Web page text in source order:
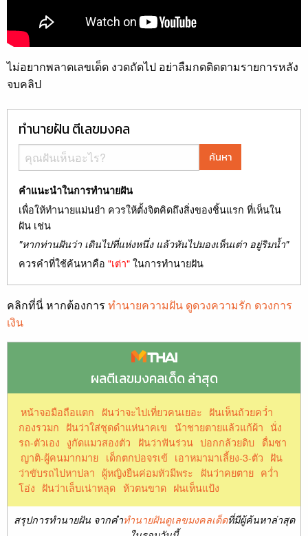
ไม่อยากพลาดเลขเด็ด งวดถัดไป อย่าลืมกดติดตามรายการหลัง
จบคลิป
ทำนายฝัน ตีเลขมงคล
ค้นหา
คำแนะนำในการทำนายฝัน
เพื่อให้ทำนายแม่นยำ ควรให้ตั้งจิตคิดถึงสิ่งของชิ้นแรก ที่เห็นใน
ฝัน เช่น
"หากท่านฝันว่า เดินไปที่แห่งหนึ่ง แล้วหันไปมองเห็นเต่า อยู่ริมน้ำ"
ควรคำที่ใช้ค้นหาคือ "เต่า"ในการทำนายฝัน
คลิกที่นี่ หากต้องการ ทำนายความฝัน ดูดวงความรัก ดวงการ
เงิน
ผลตีเลขมงคลเด็ด ล่าสุด
หน้าจอมือถือแตก ฝันว่าจะไปเที่ยวคนเยอะ ฝันเห็นถ้วยคว่ำ
กองรวมก ฝันว่าใส่ชุดดำแห่นาคเข น้าชายตายแล้วแก้ผ้า นั่ง
รถ-ตัวเอง งูกัดแมวสองตัว ฝันว่าฟันร่วน ปอกกล้วยดิบ
ดื่มชา
ญาติ-ผู้คนมากมาย เด็กตกบ่อจรเข้ เอาหมามาเลี้ยง-3-ตัว ฝัน
ว่าขับรถไปหาปลา ผู้หญิงยืนค่อมหัวมีพระ ฝันว่าคยตาย คว่ำ
โอ่ง ฝันว่าเล็บเน่าหลุด ห้วตนขาด ฝนเห็นแป้ง
สรุปการทำนายฝัน จากคำทำนายฝันดูเลขมงคลเด็ดที่มีผู้ค้นหาล่าสุด